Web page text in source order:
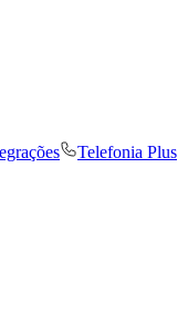
Telefonia Plus